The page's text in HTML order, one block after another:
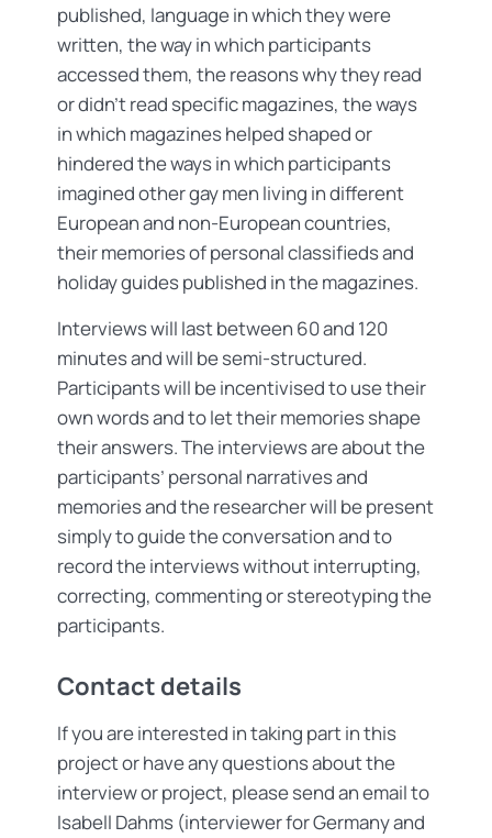
published, language in which they were
written, the way in which participants
accessed them, the reasons why they read
or didn’t read specific magazines, the ways
in which magazines helped shaped or
hindered the ways in which participants
imagined other gay men living in different
European and non-European countries,
their memories of personal classifieds and
holiday guides published in the magazines.
Interviews will last between 60 and 120
minutes and will be semi-structured.
Participants will be incentivised to use their
own words and to let their memories shape
their answers. The interviews are about the
participants’ personal narratives and
memories and the researcher will be present
simply to guide the conversation and to
record the interviews without interrupting,
correcting, commenting or stereotyping the
participants.
Contact details
If you are interested in taking part in this
project or have any questions about the
interview or project, please send an email to
Isabell Dahms (interviewer for Germany and